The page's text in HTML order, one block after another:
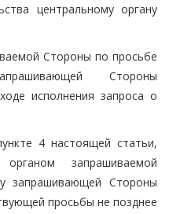
центральному органу
Стороны по просьбе
Стороны
исполнения запроса о
4 настоящей статьи,
запрашиваемой
запрашивающей Стороны
просьбы не позднее